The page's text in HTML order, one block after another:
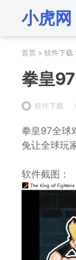
小虎网
首页 > 软件下载
拳皇
软件下载
拳皇97全球
兔让全球玩
软件截图：